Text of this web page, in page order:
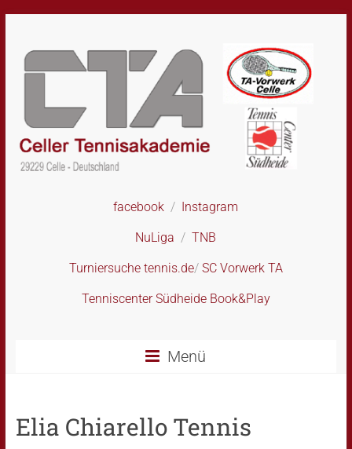
content
Tennisakademie
facebook / Instagram
NuLiga /TNB
Turniersuche tennis.de/ SC Vorwerk TA
Tenniscenter Südheide Book&Play
Menü
Elia Chiarello Tennis